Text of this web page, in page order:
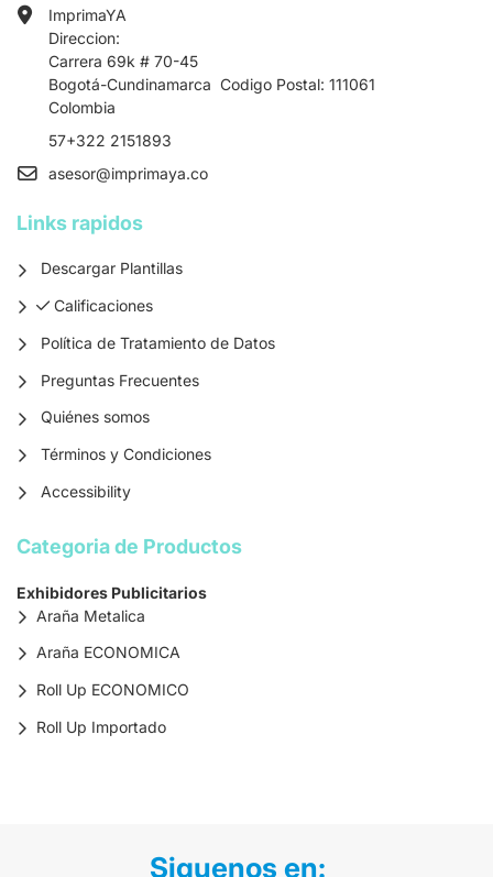
ImprimaYA
Direccion:
Carrera 69k # 70-45
Bogotá-Cundinamarca Codigo Postal: 111061
Colombia
57+322 2151893
asesor@imprimaya.co
Links rapidos
Descargar Plantillas
Calificaciones
Calificaciones
Política de Tratamiento de Datos
Preguntas Frecuentes
Quiénes somos
Términos y Condiciones
Accessibility
Categoria de Productos
Exhibidores Publicitarios
Araña Metalica
Araña ECONOMICA
Roll Up ECONOMICO
Roll Up Importado
Siguenos en: